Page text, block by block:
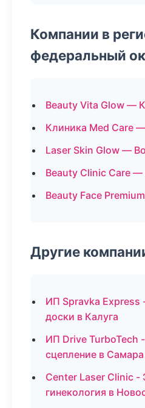
Компании в
федеральный
Beauty Vita Glow —
Клиника Med Care
Laser Skin Glow —
Beauty Clinic Care
Beauty Face
Другие
ИП Spravka Express
доски в Калуга
ИП Drive TurboTech
сцепление в Самара
Center Laser Clinic -
гинекология в